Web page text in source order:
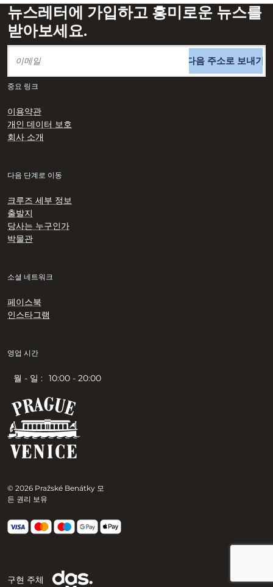
뉴스레터에 가입하고 흥미로운 뉴스를
받아보세요.
다음 주소로 보내기
© 2026 Pražské Benátky 모
든 권리 보유
중요 링크
이용약관
개인 데이터 보호
회사 소개
다음 단계로 이동
크루즈 세부 정보
출발지
당사는 누구인가
박물관
소셜 네트워크
페이스북
인스타그램
영업 시간
월 - 일 : 10:00 - 20:00
구현 주체